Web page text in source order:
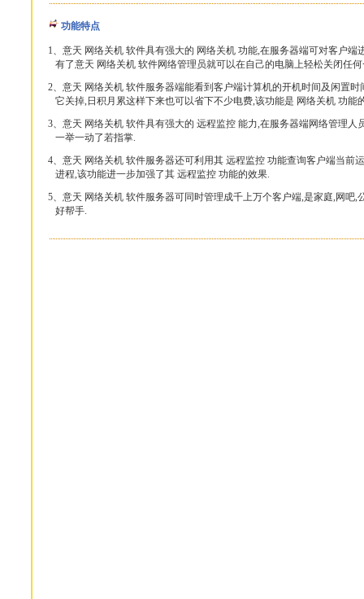
功能特点
1、意天 网络关机 软件具有强大的 网络关机 功能,在服务器端可对客户端
有了意天 网络关机 软件网络管理员就可以在自己的电脑上轻松关闭任
2、意天 网络关机 软件服务器端能看到客户端计算机的开机时间及闲置
它关掉,日积月累这样下来也可以省下不少电费,该功能是 网络关机 功能
3、意天 网络关机 软件具有强大的 远程监控 能力,在服务器端网络管理人
一举一动了若指掌.
4、意天 网络关机 软件服务器还可利用其 远程监控 功能查询客户端当前
进程,该功能进一步加强了其 远程监控 功能的效果.
5、意天 网络关机 软件服务器可同时管理成千上万个客户端,是家庭,网吧,
好帮手.